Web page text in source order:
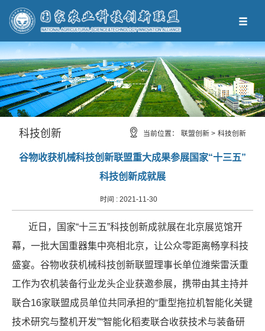
科技创新 当前位置： 联盟创新 > 科技创新
谷物收获机械科技创新联盟重大成果参展国家“十三五”
科技创新成就展
时间 : 2021-11-30
近日，国家“十三五”科技创新成就展在北京展览馆开
幕，一批大国重器集中亮相北京，让公众零距离畅享科技
盛宴。谷物收获机械科技创新联盟理事长单位潍柴雷沃重
工作为农机装备行业龙头企业获邀参展，携带由其主持并
联合16家联盟成员单位共同承担的“重型拖拉机智能化关键
技术研究与整机开发”“智能化稻麦联合收获技术与装备研